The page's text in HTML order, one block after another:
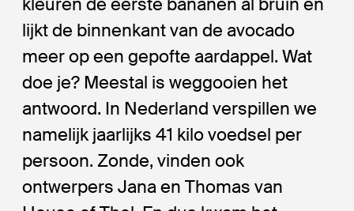
lijkt de binnenkant van de avocado
meer op een gepofte aardappel. Wat
doe je? Meestal is weggooien het
antwoord. In Nederland verspillen we
namelijk jaarlijks 41 kilo voedsel per
persoon. Zonde, vinden ook
ontwerpers Jana en Thomas van